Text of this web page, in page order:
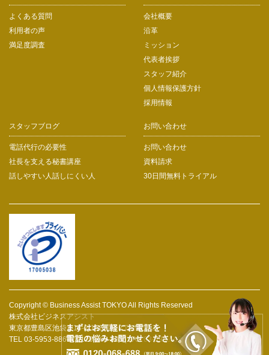
よくある質問
利用者の声
満足度調査
会社概要
沿革
ミッション
代表者挨拶
スタッフ紹介
個人情報保護方針
採用情報
スタッフブログ
電話代行の必要性
社長を支える秘書講座
話しやすい人話しにくい人
お問い合わせ
お問い合わせ
資料請求
30日間無料トライアル
Copyright © Business Assist TOKYO All Rights Reserved
株式会社ビジネスアシスト
東京都豊島区池袋2-14-2 JRE池袋2丁目ビル2F
TEL 03-5953-8860 / 0120-068-688 | FAX 03-5953-8862